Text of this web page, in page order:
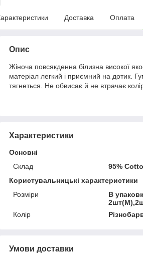
Доставка Оплата
Опис
Жіноча повсякденна білизна високої
матеріал легкий і приємний на дотик.
тягнеться. Не обвисає й не втрачає
Характеристики
Основні
Склад
95%
Користувальницькі характеристики
Розміри
В
Колір
Умови доставки